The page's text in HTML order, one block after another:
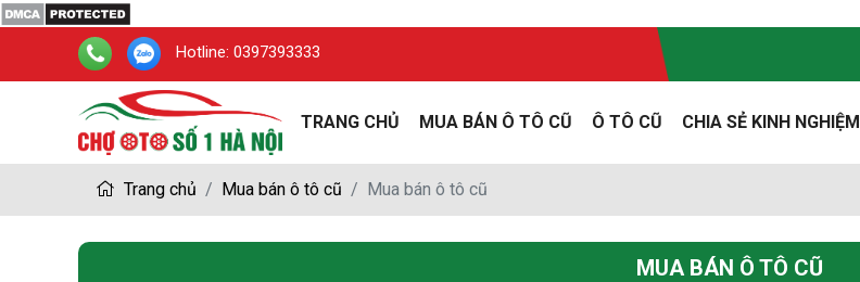
Hotline: 0397393333
TRANG CHỦ MUA BÁN Ô TÔ CŨ Ô TÔ CŨ CHIA SẺ KINH NGHIỆM
Trang chủ Mua bán ô tô cũ Mua bán ô tô cũ
MUA BÁN Ô TÔ CŨ